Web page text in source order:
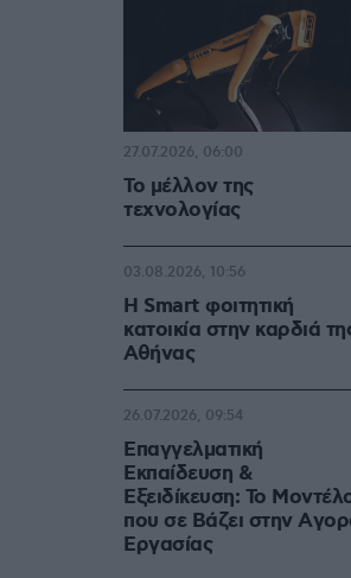
Το μέλλον της
τεχνολογίας
27.07.2026, 06:00
Η Smart φοιτητική
κατοικία στην καρδιά
Αθήνας
03.08.2026, 10:56
Επαγγελματική
Εκπαίδευση &
Εξειδίκευση: Το
που σε Bάζει στην
Eργασίας
26.07.2026, 09:54